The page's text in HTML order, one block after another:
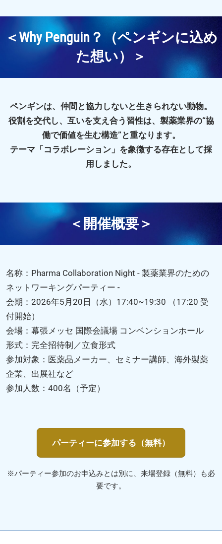
＜Why Penguin？（ペンギンに込め
た想い）＞
ペンギンは、仲間と協力しないと生きられない動物。
役割を交代し、互いを支え合う習性は、製薬業界の“協
働で価値を生む構造”と重なります。
テーマ「コラボレーション」を象徴する存在として採
用しました。
＜開催概要＞
名称：Pharma Collaboration Night - 製薬業界のための
ネットワーキングパーティー -
会期：2026年5月20日（水）17:40~19:30 （17:20 受
付開始）
会場：幕張メッセ 国際会議場 コンベンションホール
形式：完全招待制／立食形式
参加対象：医薬品メーカー、セミナー講師、海外製薬
企業、出展社など
参加人数：400名（予定）
パーティーに参加する（無料）
※パーティー参加のお申込みとは別に、来場登録（無料）も必
要です。